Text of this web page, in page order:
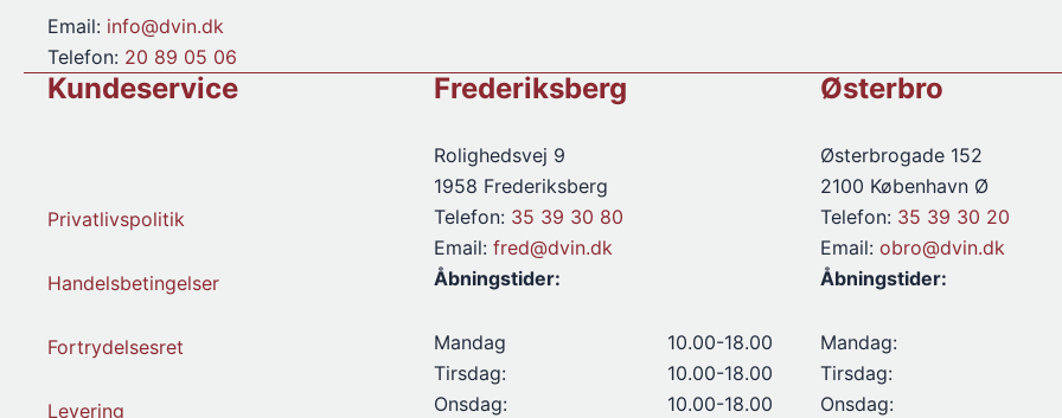
Email: info@dvin.dk
Telefon: 20 89 05 06
Kundeservice
Privatlivspolitik
Handelsbetingelser
Fortrydelsesret
Levering
Frederiksberg
Rolighedsvej 9
1958 Frederiksberg
Telefon: 35 39 30 80
Email: fred@dvin.dk
Åbningstider:
Mandag
10.00-18.00
Tirsdag:
10.00-18.00
Onsdag:
10.00-18.00
Østerbro
Østerbrogade 152
2100 København Ø
Telefon: 35 39 30 20
Email: obro@dvin.dk
Åbningstider:
Mandag:
Tirsdag:
Onsdag: